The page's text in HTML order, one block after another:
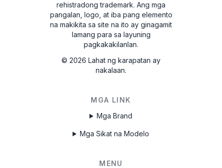
rehistradong trademark. Ang mga
pangalan, logo, at iba pang elemento
na makikita sa site na ito ay ginagamit
lamang para sa layuning
pagkakakilanlan.
© 2026 Lahat ng karapatan ay
nakalaan.
MGA LINK
Mga Brand
Mga Sikat na Modelo
MENU